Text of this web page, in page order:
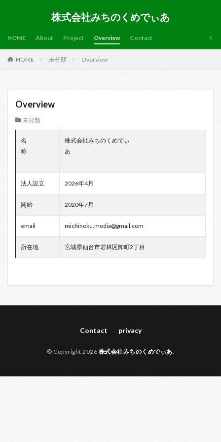
株式会社みちのくめでぃあ
HOME About Project Overview Contact
HOME 未分類 Overview
Overview
未分類
名
称
株式会社みちのくめでぃ
あ
法人設立 2026年4月
開始 2020年7月
email michinoku.media@gmail.com
所在地 宮城県仙台市若林区卸町2丁目
Contact privacy
© Copyright 2026 株式会社みちのくめでぃあ.